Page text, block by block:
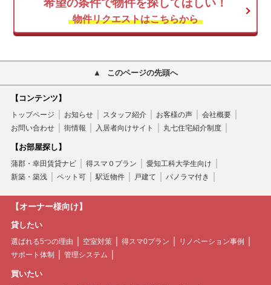
希望の条件で物件を探してほしい！
物件リクエストはこちらから
このページの先頭へ
【コンテンツ】
トップページ お知らせ スタッフ紹介 お客様の声
会社概要
お問い合わせ
街情報 入居者向けサイト 丸七住宅紹介制度
【お部屋探し】
蒲郡・幸田賃貸ナビ 得スマ０プラン
愛知工科大学生向け
新築・築浅
ペット可 駅近物件 戸建て パノラマ付き
【オーナー様向け】
貸したい
選ばれる5つの理由 空室対策 得スマ0プラン
リノベーション事例
サポート体制
管理システム
買いたい